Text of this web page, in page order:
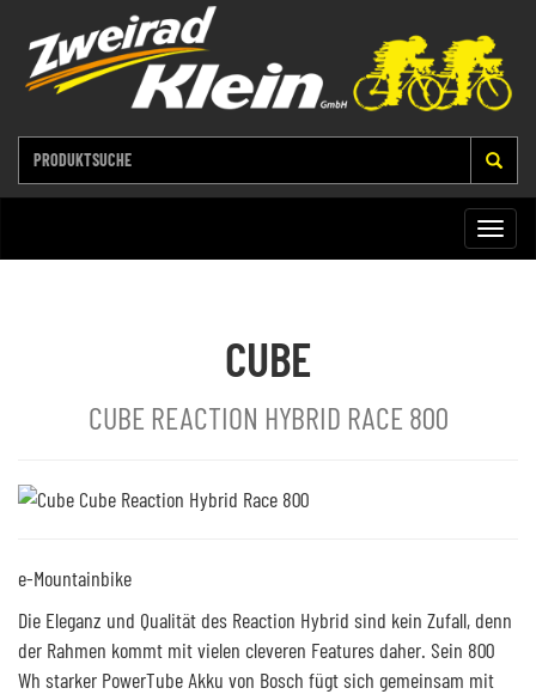
Toggle
CUBE
CUBE REACTION HYBRID RACE 800
e-Mountainbike
Die Eleganz und Qualität des Reaction Hybrid sind kein Zufall, denn
der Rahmen kommt mit vielen cleveren Features daher. Sein 800
Wh starker PowerTube Akku von Bosch fügt sich gemeinsam mit